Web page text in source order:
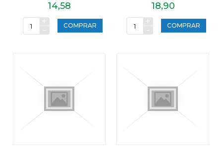
14,58
+
-
COMPRAR
18,90
+
-
COMPRAR